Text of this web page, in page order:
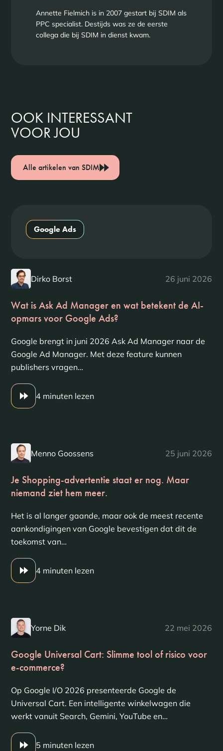
Annette Fielmich is in 2007 gestart bij SDIM als
PPC specialist. Destijds was ze de eerste
collega die bij SDIM in dienst kwam.
OOK INTERESSANT
VOOR JOU
Alle artikelen van SDIM
Google Ads
Dirko Borst 26 juni 2026
Wat is Ask Ad Manager en wat betekent de AI-
opmars voor Google Ads?
Google brengt in juni 2026 Ask Ad Manager naar de
Google Ad Manager. Met deze feature kunnen
publishers vragen…
4 minuten lezen
Menno Goossens 25 juni 2026
Je Shopping-advertentie staat er nog. Maar
niemand ziet hem meer.
Het is al langer gaande, maar ook de meest recente
aankondigingen van Google bevestigen dat dit de
toekomst van…
4 minuten lezen
Yorne Dik 22 mei 2026
Google Universal Cart: Slimme tool of risico voor
e-commerce?
Op Google I/O 2026 presenteerde Google de
Universal Cart. Een intelligente winkelwagen die
werkt vanuit Search, Gemini, YouTube en…
5 minuten lezen